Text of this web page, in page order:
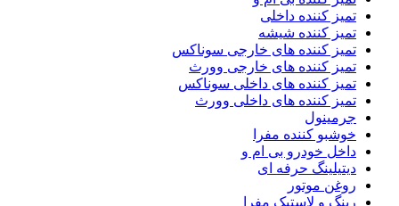
تمیز کننده داخلی
تمیز کننده شیشه
تمیز کننده های خارجی سوناکس
تمیز کننده های خارجی وورث
تمیز کننده های داخلی سوناکس
تمیز کننده های داخلی وورث
جرمینول
خوشبو کننده مفرا
داخل خودرو بی ام و
دیتیلینگ حرفه ای
روغن موتور
رینگ و لاستیک مفرا